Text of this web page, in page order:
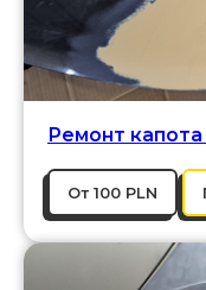
Ремонт
От 100 PLN